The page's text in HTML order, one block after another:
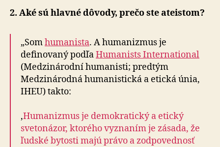
2. Aké sú hlavné dôvody, prečo ste ateistom?
„Somhumanista. A humanizmus je
definovaný podľaHumanists International
(Medzinárodní humanisti; predtým
Medzinárodná humanistická a etická únia,
IHEU) takto:
‚Humanizmus je demokratický a etický
svetonázor, ktorého vyznaním je zásada, že
ľudské bytosti majú právo a zodpovednosť